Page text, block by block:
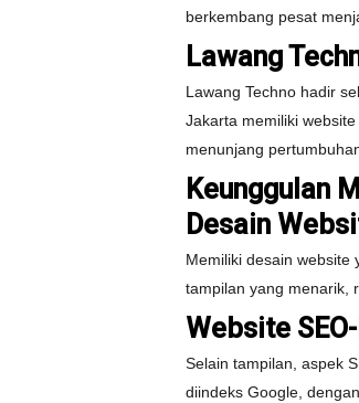
berkembang pesat
Lawang
Lawang Techno hadir
Jakarta memiliki
menunjang
Keunggulan
Desain
Memiliki desain website
tampilan yang menarik,
Website
Selain tampilan, aspek
diindeks Google,